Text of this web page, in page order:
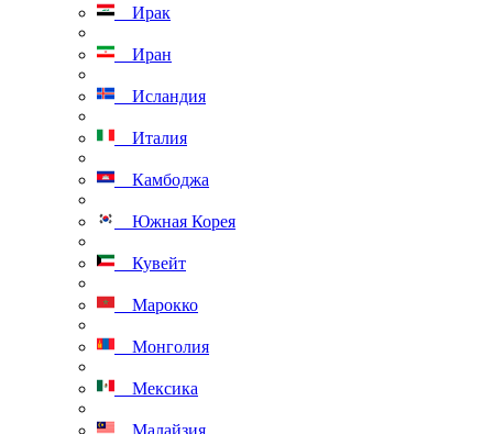
Ирак
Иран
Исландия
Италия
Камбоджа
Южная Корея
Кувейт
Марокко
Монголия
Мексика
Малайзия